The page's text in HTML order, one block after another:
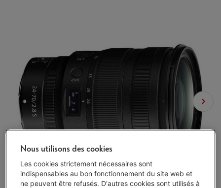
Nous utilisons des cookies
Les cookies strictement nécessaires sont
indispensables au bon fonctionnement du site web et
ne peuvent être refusés. D'autres cookies sont utilisés à